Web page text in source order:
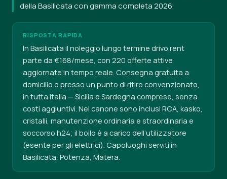
della Basilicata con gamma completa 2026.
RISPOSTA RAPIDA
In Basilicata il noleggio lungo termine drivo.rent
parte da €168/mese, con 220 offerte attive
aggiornate in tempo reale. Consegna gratuita a
domicilio o presso un punto di ritiro convenzionato,
in tutta Italia — Sicilia e Sardegna comprese, senza
costi aggiuntivi. Nel canone sono inclusi RCA, kasko,
cristalli, manutenzione ordinaria e straordinaria e
soccorso h24; il bollo è a carico dell’utilizzatore
(esente per gli elettrici). Capoluoghi serviti in
Basilicata: Potenza, Matera.